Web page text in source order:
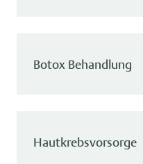
Botox Behandlung
Hautkrebsvorsorge